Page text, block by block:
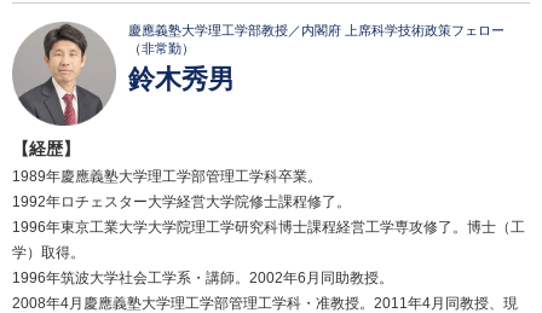
慶應義塾大学理工学部教授／内閣府 上席科学技術政策フェロー
（非常勤）
鈴木秀男
【経歴】
1989年慶應義塾大学理工学部管理工学科卒業。
1992年ロチェスター大学経営大学院修士課程修了。
1996年東京工業大学大学院理工学研究科博士課程経営工学専攻修了。博士（工
学）取得。
1996年筑波大学社会工学系・講師。2002年6月同助教授。
2008年4月慶應義塾大学理工学部管理工学科・准教授。2011年4月同教授、現